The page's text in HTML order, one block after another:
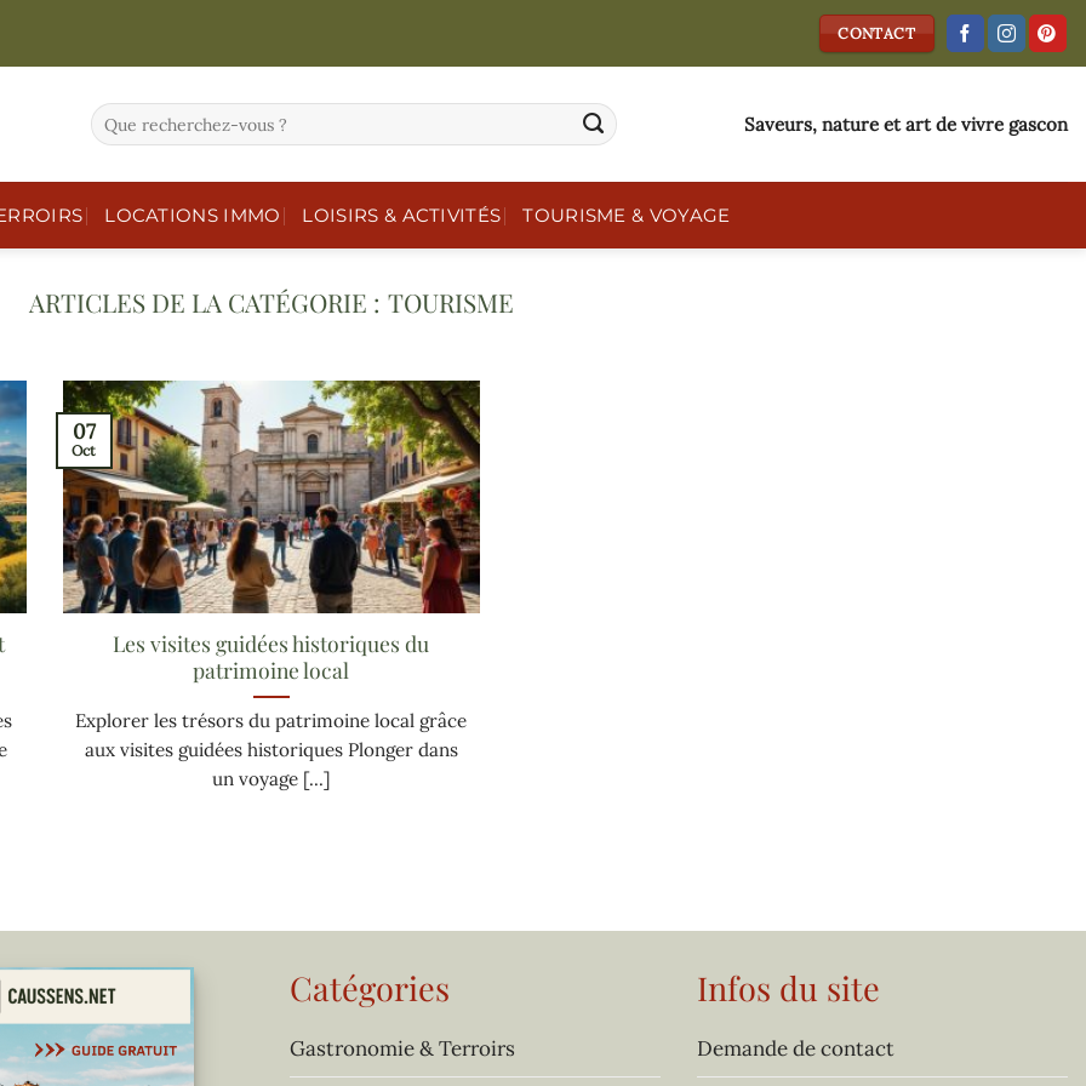
CONTACT
Saveurs, nature et art de vivre gascon
LOCATIONS IMMO LOISIRS & ACTIVITÉS TOURISME & VOYAGE
TOURISME
Les visites guidées historiques du
patrimoine local
Explorer les trésors du patrimoine local grâce
aux visites guidées historiques Plonger dans
un voyage [...]
07
Oct
Catégories
Gastronomie & Terroirs
Infos du site
Demande de contact